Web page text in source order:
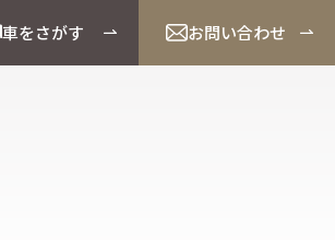
車をさがす お問い合わせ